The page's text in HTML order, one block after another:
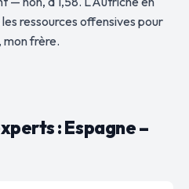
ressources offensives pour
mon frère.
: Espagne –